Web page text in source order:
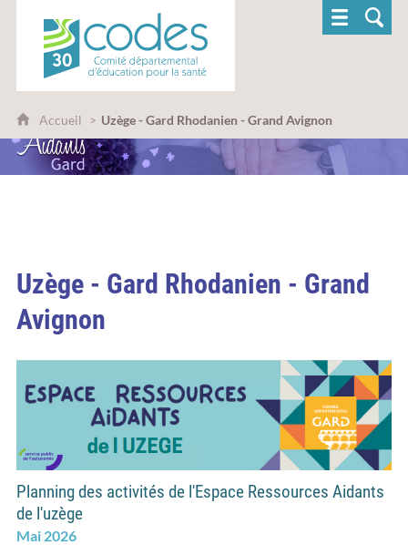
CoDES 30 - Comité départemental
Accueil Uzège - Gard Rhodanien - Grand Avignon
Uzège - Gard Rhodanien - Grand
Avignon
Planning des activités de l'Espace Ressources Aidants
de l'uzège
Mai 2026